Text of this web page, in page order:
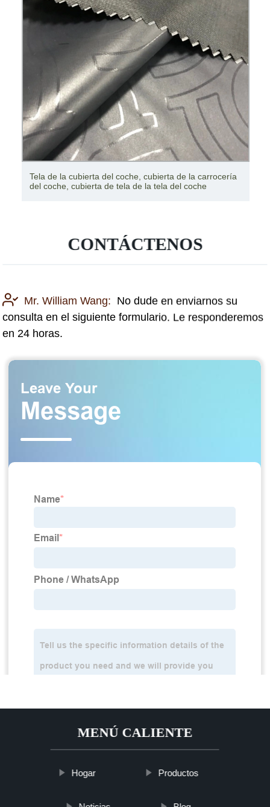
Tela de la cubierta del coche, cubierta de la carrocería
del coche, cubierta de tela de la tela del coche
CONTÁCTENOS
Mr. William Wang: No dude en enviarnos su
consulta en el siguiente formulario. Le responderemos
en 24 horas.
MENÚ CALIENTE
Hogar Productos